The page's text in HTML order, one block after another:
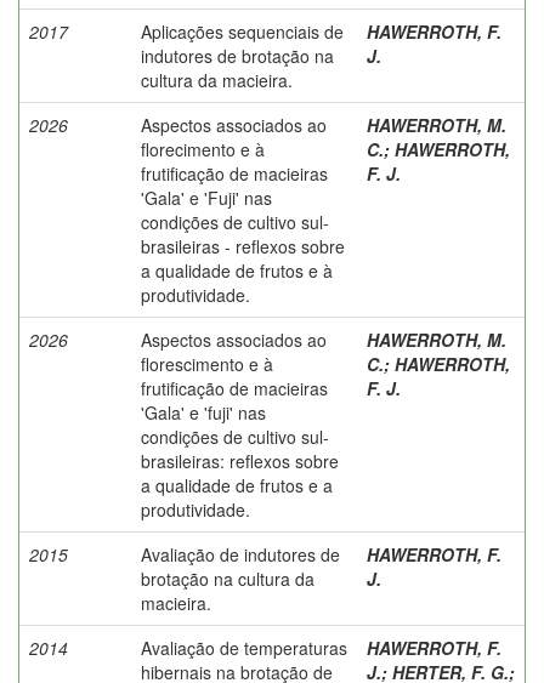
2017
Aplicações sequenciais de
indutores de brotação na
cultura da macieira.
HAWERROTH, F.
J.
2026
Aspectos associados ao
florecimento e à
frutificação de macieiras
'Gala' e 'Fuji' nas
condições de cultivo sul-
brasileiras - reflexos sobre
a qualidade de frutos e à
produtividade.
HAWERROTH, M.
C.; HAWERROTH,
F. J.
2026
Aspectos associados ao
florescimento e à
frutificação de macieiras
'Gala' e 'fuji' nas
condições de cultivo sul-
brasileiras: reflexos sobre
a qualidade de frutos e a
produtividade.
HAWERROTH, M.
C.; HAWERROTH,
F. J.
2015
Avaliação de indutores de
brotação na cultura da
macieira.
HAWERROTH, F.
J.
2014
Avaliação de temperaturas
hibernais na brotação de
HAWERROTH, F.
J.; HERTER, F. G.;